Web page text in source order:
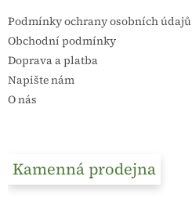
Podmínky ochrany osobních údajů
Obchodní podmínky
Doprava a platba
Napište nám
O nás
Kamenná prodejna